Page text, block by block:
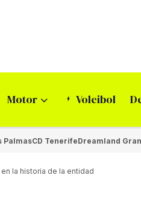
Motor Voleibol
PalmasCD TenerifeDreamland
la historia de la entidad